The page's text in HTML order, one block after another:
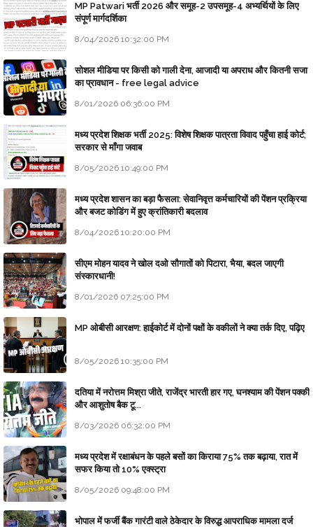
MP Patwari भर्ती 2026 और समूह-2 उपसमूह-4 अभ्यर्थियों के लिए
संपूर्ण मार्गदर्शिका
8/04/2026 10:32:00 PM
सोशल मीडिया पर किसी को गाली देना, आजादी या अपराध और कितनी सजा
का प्रावधान - free legal advice
8/01/2026 06:36:00 PM
मध्य प्रदेश शिक्षक भर्ती 2025: विशेष शिक्षक पात्रता विवाद पहुँचा हाई कोर्ट;
सरकार से माँगा जवाब
8/05/2026 10:49:00 PM
मध्य प्रदेश शासन का बड़ा फैसला: सेवानिवृत्त कर्मचारियों की पेंशन प्रक्रिया
और बजट कोडिंग में हुए क्रांतिकारी बदलाव
8/04/2026 10:20:00 PM
सीएम मोहन यादव ने खोल दओ सौगातों को पिटारा, भैया, बदल जाएगी
संस्कारधानी!
8/01/2026 07:25:00 PM
MP ओबीसी आरक्षण: हाईकोर्ट में दोनों पक्षों के वकीलों ने क्या तर्क दिए, पढ़िए
8/05/2026 10:35:00 PM
दतिया में नरोत्तम मिश्रा जीते, राजेंद्र भारती हार गए, घनश्याम की पेंशन पक्की
और आशुतोष बैक टू...
8/03/2026 06:32:00 PM
मध्य प्रदेश में रक्षाबंधन के पहले बसों का किराया 75% तक बढ़ाया, रात में
सफर किया तो 10% एक्स्ट्रा
8/05/2026 09:48:00 PM
भोपाल में फर्जी बैंक गारंटी वाले ठेकेदार के विरुद्ध आपराधिक मामला दर्ज